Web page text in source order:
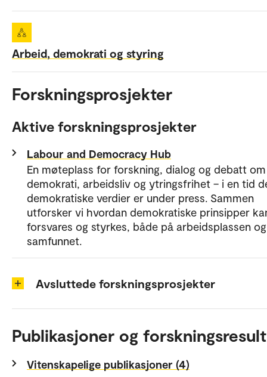
Arbeid, demokrati og styring
Forskningsprosjekter
Aktive forskningsprosjekter
Labour and Democracy Hub
En møteplass for forskning, dialog og debatt om
demokrati, arbeidsliv og ytringsfrihet – i en tid
demokratiske verdier er under press. Sammen
utforsker vi hvordan demokratiske prinsipper
forsvares og styrkes, både på arbeidsplassen
samfunnet.
Avsluttede forskningsprosjekter
Publikasjoner og
Vitenskapelige publikasjoner (4)